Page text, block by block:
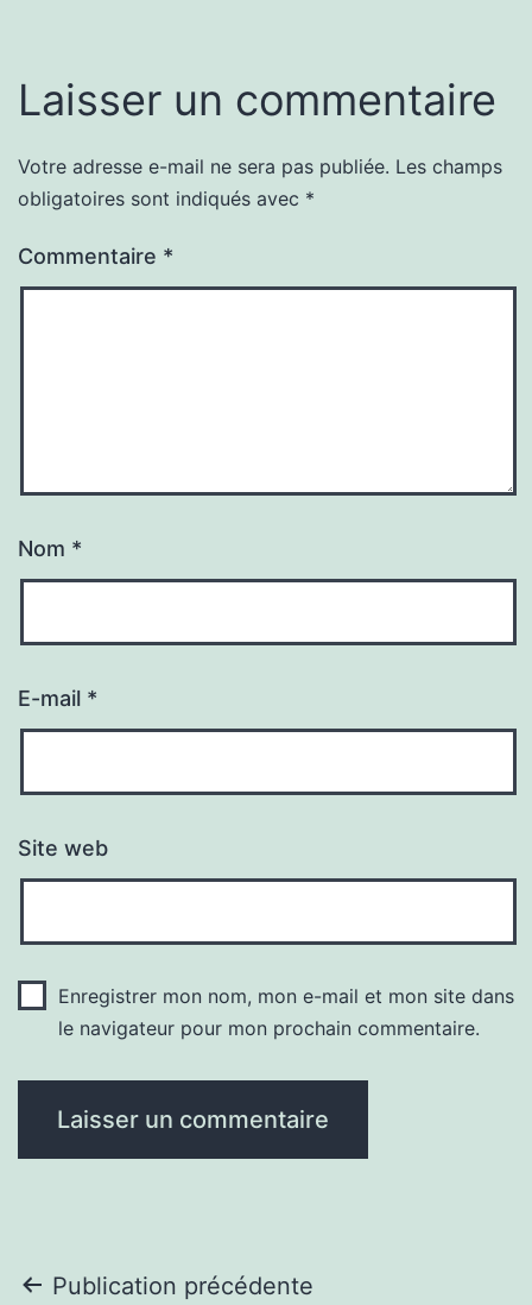
Laisser un commentaire
Votre adresse e-mail ne sera pas publiée. Les champs
obligatoires sont indiqués avec *
Commentaire *
Nom *
E-mail *
Site web
Enregistrer mon nom, mon e-mail et mon site dans
le navigateur pour mon prochain commentaire.
Navigation
Publication précédente